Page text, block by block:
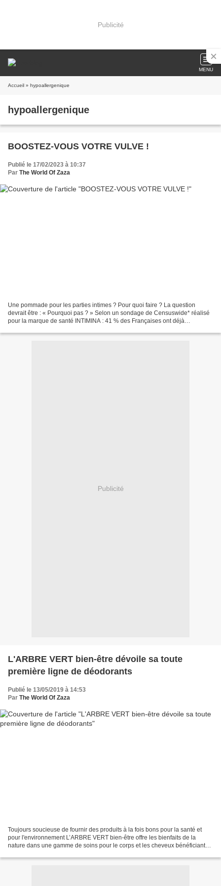
Publicité
MENU
Accueil » hypoallergenique
hypoallergenique
BOOSTEZ-VOUS VOTRE VULVE !
Publié le 17/02/2023 à 10:37
Par The World Of Zaza
Une pommade pour les parties intimes ? Pour quoi faire ? La question
devrait être : « Pourquoi pas ? » Selon un sondage de Censuswide* réalisé
pour la marque de santé INTIMINA : 41 % des Françaises ont déjà
Publicité
L'ARBRE VERT bien-être dévoile sa toute
première ligne de déodorants
Publié le 13/05/2019 à 14:53
Par The World Of Zaza
Toujours soucieuse de fournir des produits à la fois bons pour la santé et
pour l'environnement L’ARBRE VERT bien-être offre les bienfaits de la
nature dans une gamme de soins pour le corps et les cheveux bénéficiant